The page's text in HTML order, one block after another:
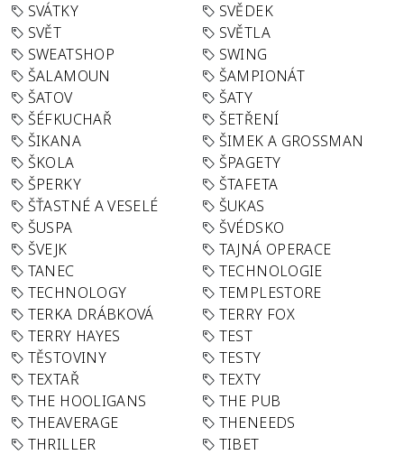
SVÁTKY
SVĚDEK
SVĚT
SVĚTLA
SWEATSHOP
SWING
ŠALAMOUN
ŠAMPIONÁT
ŠATOV
ŠATY
ŠÉFKUCHAŘ
ŠETŘENÍ
ŠIKANA
ŠIMEK A GROSSMAN
ŠKOLA
ŠPAGETY
ŠPERKY
ŠTAFETA
ŠŤASTNÉ A VESELÉ
ŠUKAS
ŠUSPA
ŠVÉDSKO
ŠVEJK
TAJNÁ OPERACE
TANEC
TECHNOLOGIE
TECHNOLOGY
TEMPLESTORE
TERKA DRÁBKOVÁ
TERRY FOX
TERRY HAYES
TEST
TĚSTOVINY
TESTY
TEXTAŘ
TEXTY
THE HOOLIGANS
THE PUB
THEAVERAGE
THENEEDS
THRILLER
TIBET